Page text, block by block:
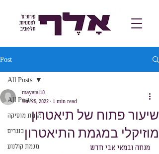
Post
All Posts
מגמת מוסיקה
בוגרים
מגמת קולנוע
All Posts
שיעור פתוח של תיאטרון
מוזיקלי במגמת התיאטרון
mayatal10
Jan 25, 2022
1 min read
מנחה ובמאי אבי חדש